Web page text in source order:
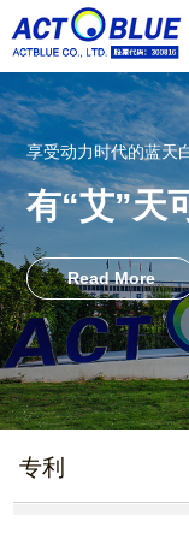
享受动力时代的蓝天
有“艾”天
Read More
专利